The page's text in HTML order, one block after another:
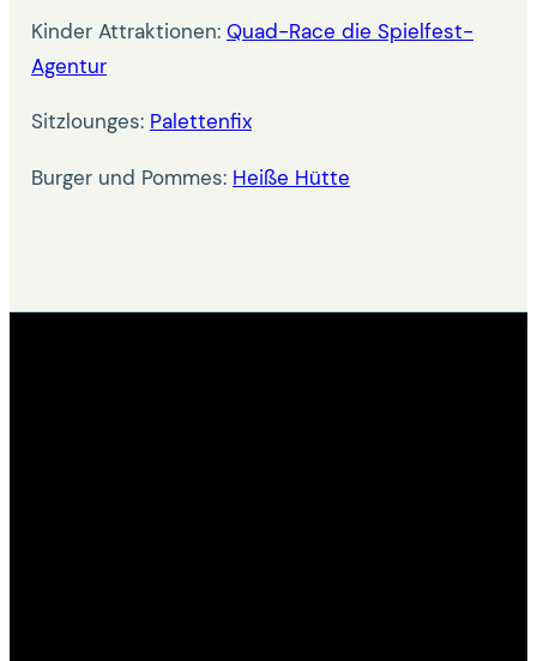
Kinder Attraktionen: Quad-Race die Spielfest-
Agentur
Sitzlounges: Palettenfix
Burger und Pommes: Heiße Hütte